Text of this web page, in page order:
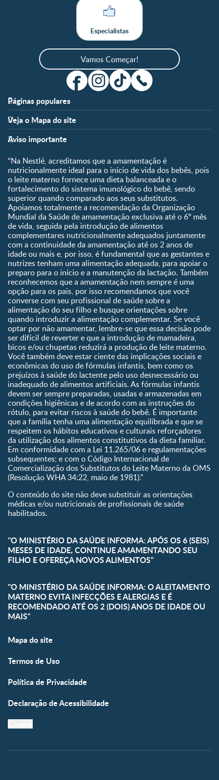
Especialistas
Vamos Começar!
Páginas populares
Apoio
FAQ
Nossos Artigos
Fale conosco
Clube
Shopping
Compre Agora
Veja o Mapa do site
Fases
Pré-Concepção
Gravidez
Pós-Parto
0 a 5 meses
6 a 8 meses
9 a 12 meses
1 a 3 anos
Pré-escolar
Temas
Desenvolvimento
Ser Mãe e Pai
Nutrição, Alimentação e
Saúde
Ferramentas
Quando eu ficarei fértil?
Que dia meu bebê vai
nascer?
Guia de Nomes para Bebê
Calendário de semanas de
gravidez
Calculadora de cor dos
olhos
Curva de crescimento do
bebê
Planeta dos Pais
Receitas
Aviso importante
“Na Nestlé, acreditamos que a amamentação é
nutricionalmente ideal para o início de vida dos bebês, pois
o leite materno fornece uma dieta balanceada e o
fortalecimento do sistema imunológico do bebê, sendo
superior quando comparado aos seus substitutos.
Apoiamos totalmente a recomendação da Organização
Mundial da Saúde de amamentação exclusiva até o 6º mês
de vida, seguida pela introdução de alimentos
complementares nutricionalmente adequados juntamente
com a continuidade da amamentação até os 2 anos de
idade ou mais e, por isso, é fundamental que as gestantes e
nutrizes tenham uma alimentação adequada, para apoiar o
preparo para o início e a manutenção da lactação. Também
reconhecemos que a amamentação nem sempre é uma
opção para os pais, por isso recomendamos que você
converse com seu profissional de saúde sobre a
alimentação do seu filho e busque orientações sobre
quando introduzir a alimentação complementar. Se você
optar por não amamentar, lembre-se que essa decisão pode
ser difícil de reverter e que a introdução de mamadeira,
bicos e/ou chupetas reduzirá a produção de leite materno.
Você também deve estar ciente das implicações sociais e
econômicas do uso de fórmulas infantis, bem como os
prejuízos à saúde do lactente pelo uso desnecessário ou
inadequado de alimentos artificiais. As fórmulas infantis
devem ser sempre preparadas, usadas e armazenadas em
condições higiênicas e de acordo com as instruções do
rótulo, para evitar riscos à saúde do bebê. É importante
que a família tenha uma alimentação equilibrada e que se
respeitem os hábitos educativos e culturais reforçadores
da utilização dos alimentos constitutivos da dieta familiar.
Em conformidade com a Lei 11.265/06 e regulamentações
subsequentes; e com o Código Internacional de
Comercialização dos Substitutos do Leite Materno da OMS
(Resolução WHA 34:22, maio de 1981).”
O conteúdo do site não deve substituir as orientações
médicas e/ou nutricionais de profissionais de saúde
habilitados.
"O MINISTÉRIO DA SAÚDE INFORMA: APÓS OS 6 (SEIS)
MESES DE IDADE, CONTINUE AMAMENTANDO SEU
FILHO E OFEREÇA NOVOS ALIMENTOS"
"O MINISTÉRIO DA SAÚDE INFORMA: O ALEITAMENTO
MATERNO EVITA INFECÇÕES E ALERGIAS E É
RECOMENDADO ATÉ OS 2 (DOIS) ANOS DE IDADE OU
MAIS"
Mapa do site
Termos de Uso
Política de Privacidade
Declaração de Acessibilidade